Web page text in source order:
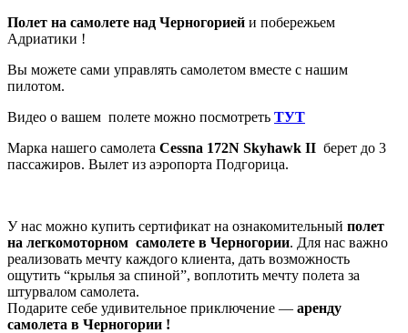
Полет на самолете над Черногорией и побережьем
Адриатики !
Вы можете сами управлять самолетом вместе с нашим
пилотом.
Видео о вашем полете можно посмотреть ТУТ
Марка нашего самолета Cessna 172N Skyhawk II берет до 3
пассажиров. Вылет из аэропорта Подгорица.
У нас можно купить сертификат на ознакомительный полет
на легкомоторном самолетe в Черногории. Для нас важно
реализовать мечту каждого клиента, дать возможность
ощутить “крылья за спиной”, воплотить мечту полета за
штурвалом самолета.
Подарите себе удивительное приключение — аренду
самолета в Черногории !